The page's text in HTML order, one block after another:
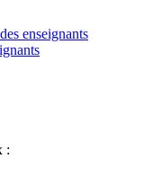
enseignants
: